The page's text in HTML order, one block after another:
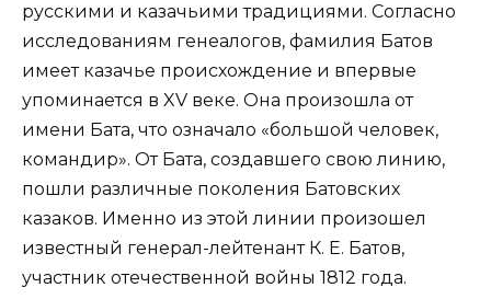
русскими и казачьими традициями. Согласно
исследованиям генеалогов, фамилия Батов
имеет казачье происхождение и впервые
упоминается в XV веке. Она произошла от
имени Бата, что означало «большой человек,
командир». От Бата, создавшего свою линию,
пошли различные поколения Батовских
казаков. Именно из этой линии произошел
известный генерал-лейтенант К. Е. Батов,
участник отечественной войны 1812 года.